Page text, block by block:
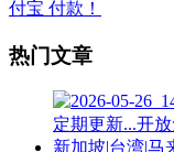
热门文章